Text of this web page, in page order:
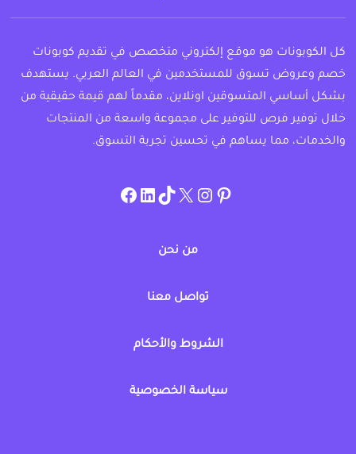
كل الكوبونات هو موقع إلكتروني متخصص في تقديم كوبونات
خصم وعروض تسوق للمستخدمين في العالم العربي. يستهدف
بشكل أساسي المتسوقين اونلاين، مقدماً لهم قيمة حقيقية من
خلال توفير فرص للتوفير على مجموعة واسعة من المنتجات
والخدمات، مما يساهم في تحسين تجربة التسوق.
pinterest
allcouponat
twitter
TikTok
linkedin
facebook
من نحن
تواصل معنا
الشروط والأحكام
سياسة الخصوصية